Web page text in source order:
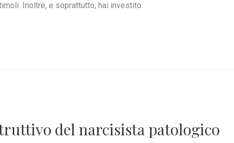
Inoltre, e soprattutto, hai investito
del narcisista patologico